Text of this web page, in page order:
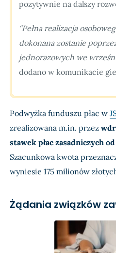
pozytywnie na dalszy
“Pełna realizacja
dokonana zostanie
jednorazowych we
dodano w komunikacie
Podwyżka funduszu płac w
zrealizowana m.in. przez
stawek płac zasadniczych
Szacunkowa kwota
wyniesie 175 milionów
Żądania związków